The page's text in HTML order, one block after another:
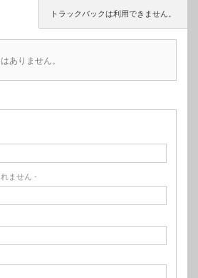
トラックバックは利用できません。
ありません。
ません -